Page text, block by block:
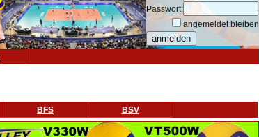
Passwort:
angemeldet bleiben
BFS BSV